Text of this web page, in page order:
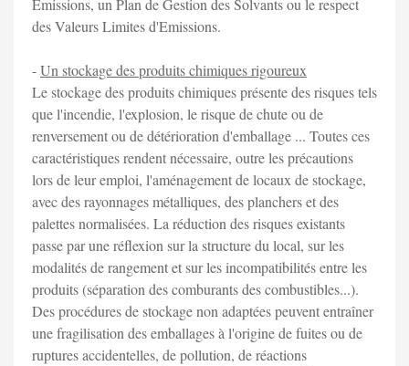
Emissions, un Plan de Gestion des Solvants ou le respect
des Valeurs Limites d'Emissions.
-Un stockage des produits chimiques rigoureux
Le stockage des produits chimiques présente des risques tels
que l'incendie, l'explosion, le risque de chute ou de
renversement ou de détérioration d'emballage ... Toutes ces
caractéristiques rendent nécessaire, outre les précautions
lors de leur emploi, l'aménagement de locaux de stockage,
avec des rayonnages métalliques, des planchers et des
palettes normalisées. La réduction des risques existants
passe par une réflexion sur la structure du local, sur les
modalités de rangement et sur les incompatibilités entre les
produits (séparation des comburants des combustibles...).
Des procédures de stockage non adaptées peuvent entraîner
une fragilisation des emballages à l'origine de fuites ou de
ruptures accidentelles, de pollution, de réactions